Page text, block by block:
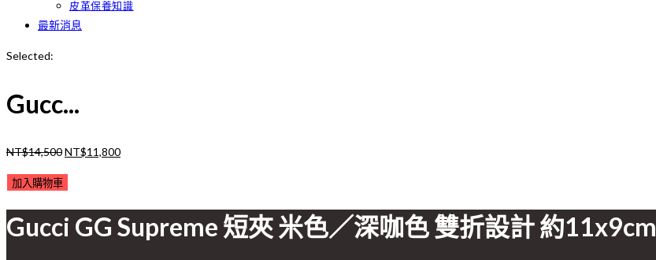
皮革保養知識
最新消息
Selected:
Gucc...
NT$14,500原
價
格：
NT$14,500。
NT$11,800目
格：
NT$11,800。
Gucci
Supreme
短
加入購物車
Gucci GG Supreme 短夾 米色／深咖色 雙折設計 約11x9cm